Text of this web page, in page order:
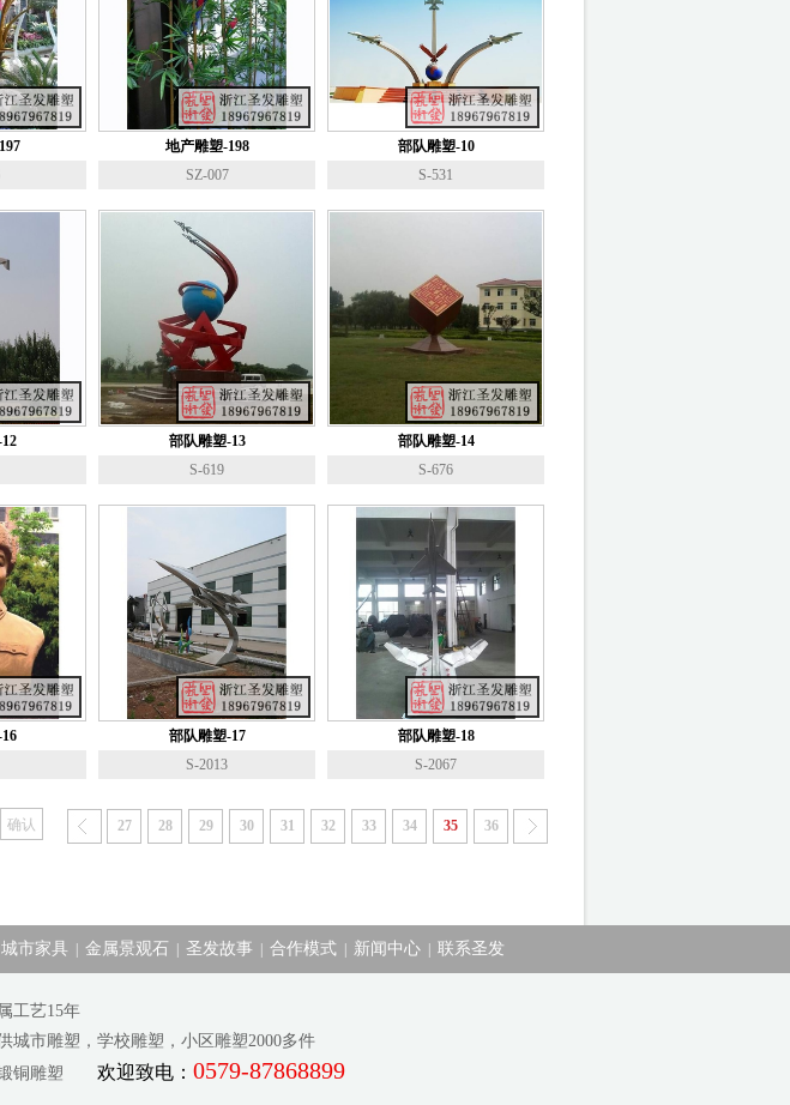
地产雕塑-198
SZ-007
部队雕塑-10
S-531
部队雕塑-13
S-619
部队雕塑-14
S-676
部队雕塑-17
S-2013
部队雕塑-18
S-2067
27 28 29 30 31 32 33 34 35 36
城市家具 金属景观石 圣发故事 合作模式 新闻中心 联系圣发
工艺15年
城市雕塑，学校雕塑，小区雕塑2000多件
锻铜雕塑 欢迎致电： 0579-87868899